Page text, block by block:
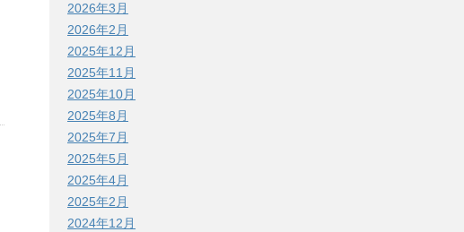
2026年3月
2026年2月
2025年12月
2025年11月
2025年10月
2025年8月
2025年7月
2025年5月
2025年4月
2025年2月
2024年12月